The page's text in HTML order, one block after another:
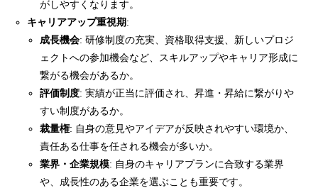
がしやすくなります。
キャリアアップ重視期:
成長機会: 研修制度の充実、資格取得支援、新しいプロジ
ェクトへの参加機会など、スキルアップやキャリア形成に
繋がる機会があるか。
評価制度: 実績が正当に評価され、昇進・昇給に繋がりや
すい制度があるか。
裁量権: 自身の意見やアイデアが反映されやすい環境か、
責任ある仕事を任される機会が多いか。
業界・企業規模: 自身のキャリアプランに合致する業界
や、成長性のある企業を選ぶことも重要です。